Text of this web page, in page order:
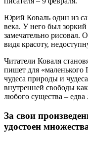
Юрий Коваль один из
века. У него был
замечательно рисовал.
видя красоту,
Читатели Коваля
пишет для «маленького
чудеса природы и
внутренней свободы
любого существа – едва
За свои
удостоен